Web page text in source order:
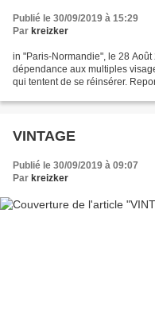
Publié le 30/09/2019 à 15:29
Par kreizker
in "Paris-Normandie", le 28
dépendance aux multiples
qui tentent de se réinsérer.
VINTAGE
Publié le 30/09/2019 à 09:07
Par kreizker